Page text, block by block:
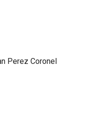
Perez Coronel